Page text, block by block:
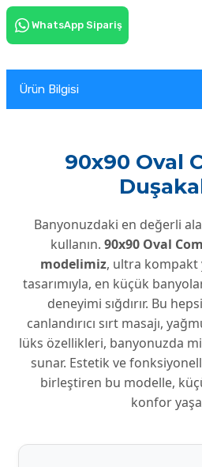
WhatsApp Sipariş
Ürün Bilgisi
90x90 Oval
Banyonuzdaki en değerli
kullanın. 90x90 Oval
modelimiz, ultra kompakt
tasarımıyla, en küçük
deneyimi sığdırır. Bu
canlandırıcı sırt masajı,
lüks özellikleri, banyonuzda
sunar. Estetik ve
birleştiren bu modelle,
konfor